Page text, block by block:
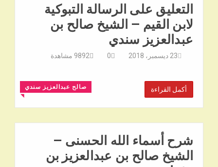
التعليق على الرسالة التبوكية
لابن القيم – الشيخ صالح بن
عبدالعزيز سندي
23 ديسمبر، 2018 0
9892 مشاهدة
صالح عبدالعزيز سندي
◥
أكمل القراءة
شرح أسماء الله الحسنى –
الشيخ صالح بن عبدالعزيز بن